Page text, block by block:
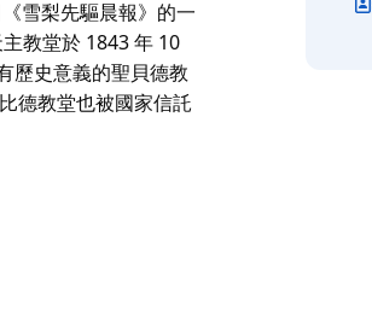
雪梨先驅晨報》的一
教堂於 1843 年 10
歷史意義的聖貝德教
德教堂也被國家信託
區牧師，並在戈登